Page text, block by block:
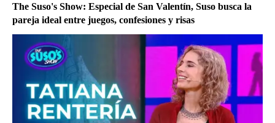
The Suso's Show: Especial de San Valentín, Suso busca la
pareja ideal entre juegos, confesiones y risas